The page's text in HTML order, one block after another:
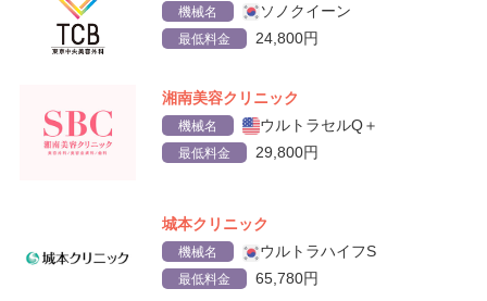
機械名 ソノクイーン
最低料金 24,800円
湘南美容クリニック
機械名 ウルトラセルQ＋
最低料金 29,800円
城本クリニック
機械名 ウルトラハイフS
最低料金 65,780円